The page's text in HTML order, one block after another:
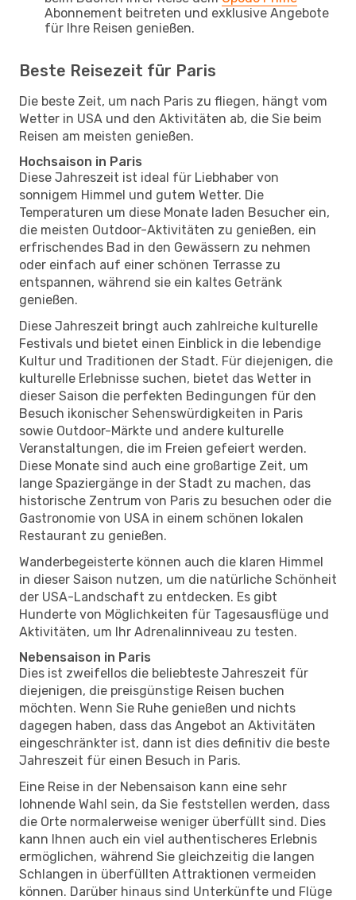
Abonnement beitreten und exklusive Angebote
für Ihre Reisen genießen.
Beste Reisezeit für Paris
Die beste Zeit, um nach Paris zu fliegen, hängt vom
Wetter in USA und den Aktivitäten ab, die Sie beim
Reisen am meisten genießen.
Hochsaison in Paris
Diese Jahreszeit ist ideal für Liebhaber von
sonnigem Himmel und gutem Wetter. Die
Temperaturen um diese Monate laden Besucher ein,
die meisten Outdoor-Aktivitäten zu genießen, ein
erfrischendes Bad in den Gewässern zu nehmen
oder einfach auf einer schönen Terrasse zu
entspannen, während sie ein kaltes Getränk
genießen.
Diese Jahreszeit bringt auch zahlreiche kulturelle
Festivals und bietet einen Einblick in die lebendige
Kultur und Traditionen der Stadt. Für diejenigen, die
kulturelle Erlebnisse suchen, bietet das Wetter in
dieser Saison die perfekten Bedingungen für den
Besuch ikonischer Sehenswürdigkeiten in Paris
sowie Outdoor-Märkte und andere kulturelle
Veranstaltungen, die im Freien gefeiert werden.
Diese Monate sind auch eine großartige Zeit, um
lange Spaziergänge in der Stadt zu machen, das
historische Zentrum von Paris zu besuchen oder die
Gastronomie von USA in einem schönen lokalen
Restaurant zu genießen.
Wanderbegeisterte können auch die klaren Himmel
in dieser Saison nutzen, um die natürliche Schönheit
der USA-Landschaft zu entdecken. Es gibt
Hunderte von Möglichkeiten für Tagesausflüge und
Aktivitäten, um Ihr Adrenalinniveau zu testen.
Nebensaison in Paris
Dies ist zweifellos die beliebteste Jahreszeit für
diejenigen, die preisgünstige Reisen buchen
möchten. Wenn Sie Ruhe genießen und nichts
dagegen haben, dass das Angebot an Aktivitäten
eingeschränkter ist, dann ist dies definitiv die beste
Jahreszeit für einen Besuch in Paris.
Eine Reise in der Nebensaison kann eine sehr
lohnende Wahl sein, da Sie feststellen werden, dass
die Orte normalerweise weniger überfüllt sind. Dies
kann Ihnen auch ein viel authentischeres Erlebnis
ermöglichen, während Sie gleichzeitig die langen
Schlangen in überfüllten Attraktionen vermeiden
können. Darüber hinaus sind Unterkünfte und Flüge